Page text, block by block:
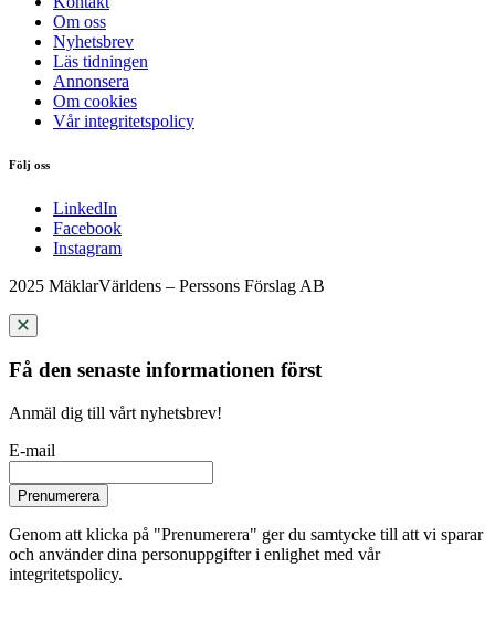
Om oss
Nyhetsbrev
Läs tidningen
Annonsera
Om cookies
Vår integritetspolicy
Följ oss
LinkedIn
Facebook
Instagram
2025 MäklarVärldens – Perssons Förslag AB
Få den senaste informationen först
Anmäl dig till vårt nyhetsbrev!
E-mail
Prenumerera
Genom att klicka på "Prenumerera" ger du samtycke till att vi sparar
och använder dina personuppgifter i enlighet med vår
integritetspolicy.